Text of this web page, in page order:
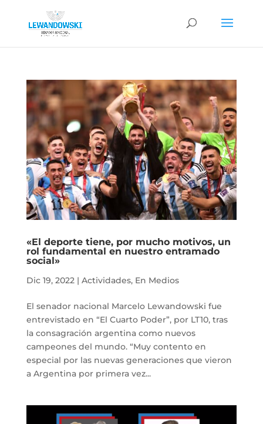
«El deporte tiene, por mucho motivos, un
rol fundamental en nuestro entramado
social»
Dic 19, 2022| Actividades, En Medios
El senador nacional Marcelo Lewandowski fue
entrevistado en “El Cuarto Poder”, por LT10, tras
la consagración argentina como nuevos
campeones del mundo. “Muy contento en
especial por las nuevas generaciones que vieron
a Argentina por primera vez...